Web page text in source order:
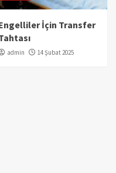
İçin Transfer
admin 14 Şubat 2025